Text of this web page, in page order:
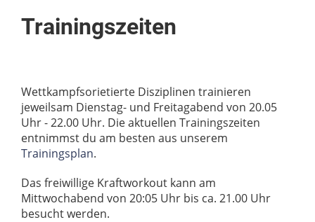
Trainingszeiten
Wettkampfsorietierte Disziplinen trainieren
jeweilsam Dienstag- und Freitagabend von 20.05
Uhr - 22.00 Uhr. Die aktuellen Trainingszeiten
entnimmst du am besten aus unserem
Trainingsplan.
Das freiwillige Kraftworkout kann am
Mittwochabend von 20:05 Uhr bis ca. 21.00 Uhr
besucht werden.